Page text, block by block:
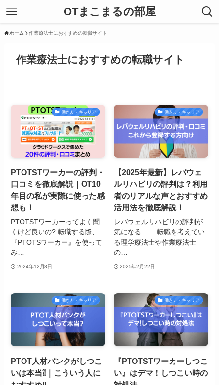
OTまこまるの部屋
ホーム 作業療法士におすすめの転職サイト
作業療法士におすすめの転職サイト
働き方・キャリア
PTOTSTワーカーの評判・
口コミを徹底解説｜OT10
年目の私が実際に使った感
想も！
PTOTSTワーカーってよく聞
くけど良いの? 転職する際、
『PTOTSワーカー』を使って
み…
2024年12月8日
働き方・キャリア
【2025年最新】レバウェ
ルリハビリの評判は？利用
者のリアルな声とおすすめ
活用法を徹底解説！
レバウェルリハビリの評判が
気になる…… 転職を考えてい
る理学療法士や作業療法士
の…
2025年2月22日
働き方・キャリア
PTOT人材バンクがしつこ
いは本当⁈｜こういう人に
働き方・キャリア
『PTOTSTワーカーしつこ
い』はデマ！しつこい時の